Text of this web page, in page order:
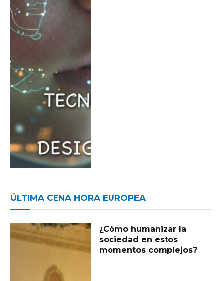
ÚLTIMA CENA HORA EUROPEA
¿Cómo humanizar la
sociedad en estos
momentos complejos?